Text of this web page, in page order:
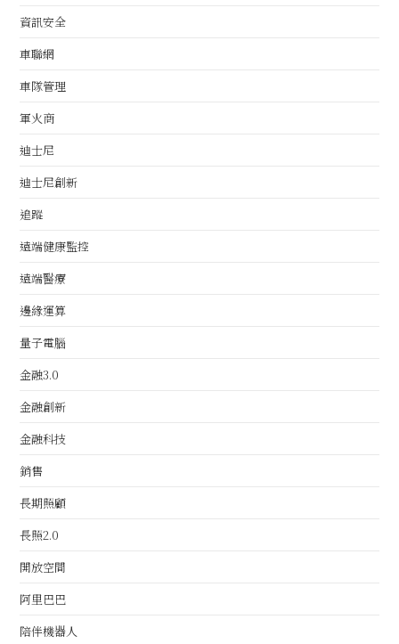
資訊安全
車聯網
車隊管理
軍火商
迪士尼
迪士尼創新
追蹤
遠端健康監控
遠端醫療
邊緣運算
量子電腦
金融3.0
金融創新
金融科技
銷售
長期照顧
長照2.0
開放空間
阿里巴巴
陪伴機器人